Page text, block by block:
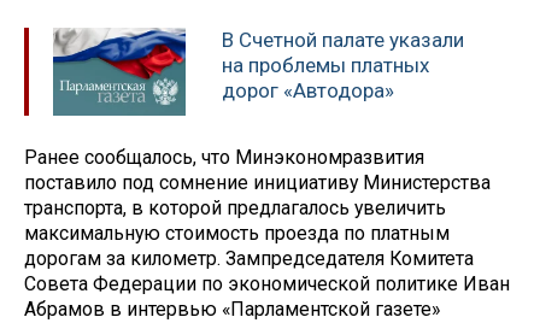
В Счетной палате указали
на проблемы платных
дорог «Автодора»
Ранее сообщалось, что Минэкономразвития
поставило под сомнение инициативу Министерства
транспорта, в которой предлагалось увеличить
максимальную стоимость проезда по платным
дорогам за километр. Зампредседателя Комитета
Совета Федерации по экономической политике Иван
Абрамов в интервью «Парламентской газете»